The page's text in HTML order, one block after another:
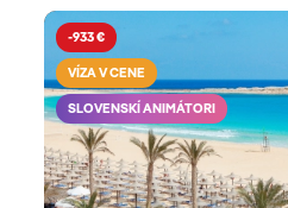
-933 €
VÍZA V CENE
SLOVENSKÍ ANIMÁTORI